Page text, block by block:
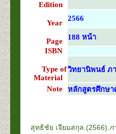
Edition
Year
2566
Page
188 หน้า
ISBN
Type of
Material
วิทยานิพนธ์ ภ
Note หลักสูตรศึกษา
สุทธิชัย เจียมสกุล.(2566). ก